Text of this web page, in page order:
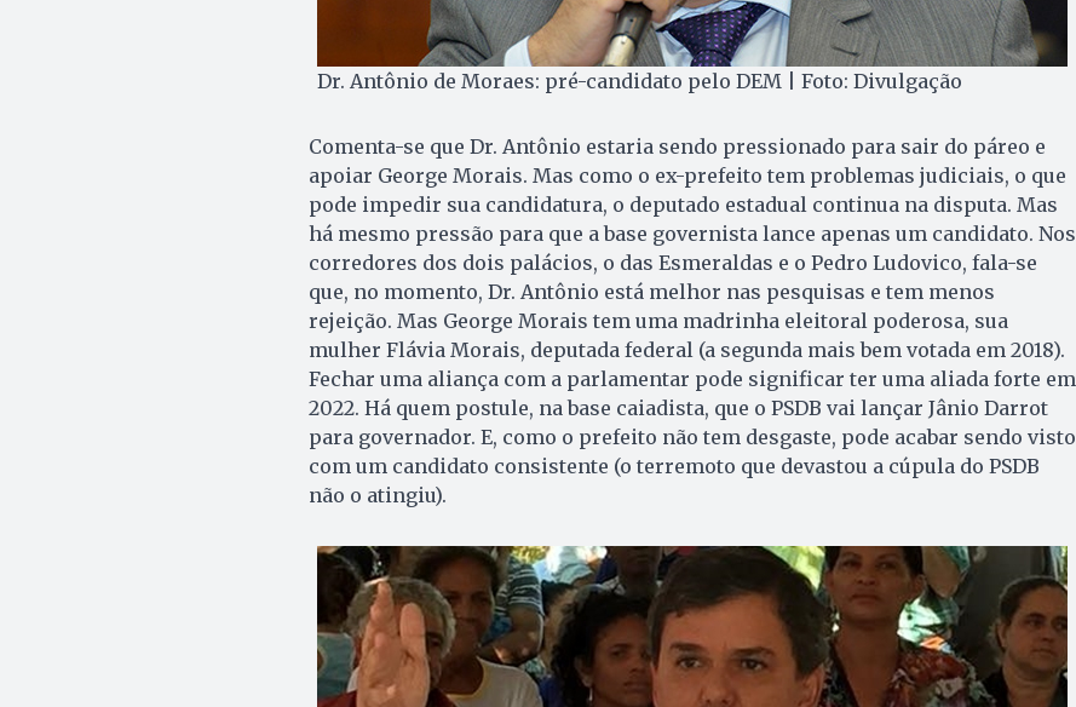
Dr. Antônio de Moraes: pré-candidato pelo DEM | Foto: Divulgação
Comenta-se que Dr. Antônio estaria sendo pressionado para sair do páreo e
apoiar George Morais. Mas como o ex-prefeito tem problemas judiciais, o que
pode impedir sua candidatura, o deputado estadual continua na disputa. Mas
há mesmo pressão para que a base governista lance apenas um candidato. Nos
corredores dos dois palácios, o das Esmeraldas e o Pedro Ludovico, fala-se
que, no momento, Dr. Antônio está melhor nas pesquisas e tem menos
rejeição. Mas George Morais tem uma madrinha eleitoral poderosa, sua
mulher Flávia Morais, deputada federal (a segunda mais bem votada em 2018).
Fechar uma aliança com a parlamentar pode significar ter uma aliada forte em
2022. Há quem postule, na base caiadista, que o PSDB vai lançar Jânio Darrot
para governador. E, como o prefeito não tem desgaste, pode acabar sendo visto
com um candidato consistente (o terremoto que devastou a cúpula do PSDB
não o atingiu).